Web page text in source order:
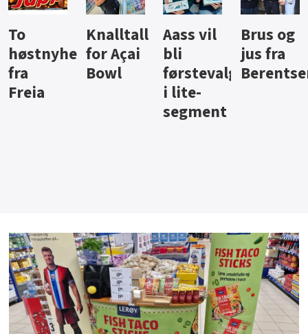
Knalltall
for Açai
Bowl
Aass vil
bli
førstevalg
Brus og
jus fra
Berentsen
Hard
iste fra
Hansa